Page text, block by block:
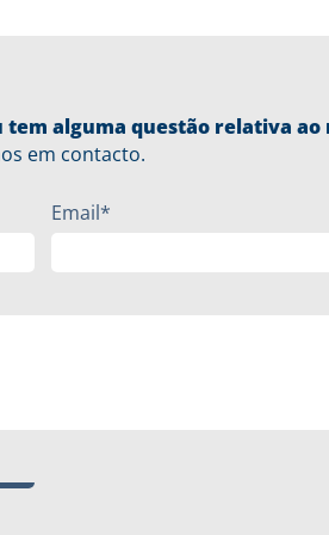
alguma questão relativa ao
em contacto.
Email*